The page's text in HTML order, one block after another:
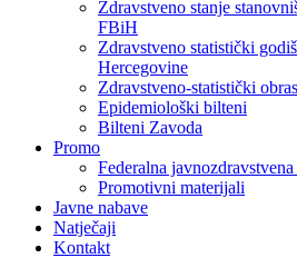
Zdravstveno stanje
FBiH
Zdravstveno statistički
Hercegovine
Zdravstveno-statistički
Epidemiološki bilteni
Bilteni Zavoda
Promo
Federalna
Promotivni materijali
Javne nabave
Natječaji
Kontakt